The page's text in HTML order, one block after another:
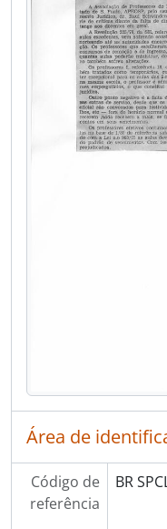
Área de
Código de
referência
BR